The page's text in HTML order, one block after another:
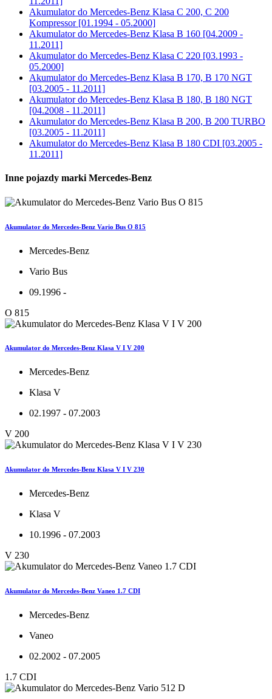
Akumulator do Mercedes-Benz Klasa C 200, C 200
Kompressor [01.1994 - 05.2000]
Akumulator do Mercedes-Benz Klasa B 160 [04.2009 -
11.2011]
Akumulator do Mercedes-Benz Klasa C 220 [03.1993 -
05.2000]
Akumulator do Mercedes-Benz Klasa B 170, B 170 NGT
[03.2005 - 11.2011]
Akumulator do Mercedes-Benz Klasa B 180, B 180 NGT
[04.2008 - 11.2011]
Akumulator do Mercedes-Benz Klasa B 200, B 200 TURBO
[03.2005 - 11.2011]
Akumulator do Mercedes-Benz Klasa B 180 CDI [03.2005 -
11.2011]
Inne pojazdy marki Mercedes-Benz
Akumulator do Mercedes-Benz Vario Bus O 815
Mercedes-Benz
Vario Bus
09.1996 -
O 815
Akumulator do Mercedes-Benz Klasa V I V 200
Mercedes-Benz
Klasa V
02.1997 - 07.2003
V 200
Akumulator do Mercedes-Benz Klasa V I V 230
Mercedes-Benz
Klasa V
10.1996 - 07.2003
V 230
Akumulator do Mercedes-Benz Vaneo 1.7 CDI
Mercedes-Benz
Vaneo
02.2002 - 07.2005
1.7 CDI